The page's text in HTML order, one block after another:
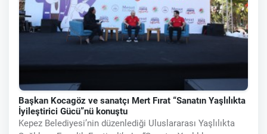
Başkan Kocagöz ve sanatçı Mert Fırat “Sanatın Yaşlılıkta
İyileştirici Gücü”nü konuştu
Kepez Belediyesi’nin düzenlediği Uluslararası Yaşlılıkta